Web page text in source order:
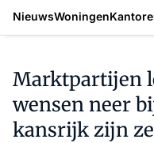
NieuwsWoningen
Marktpartijen
wensen neer
kansrijk zijn